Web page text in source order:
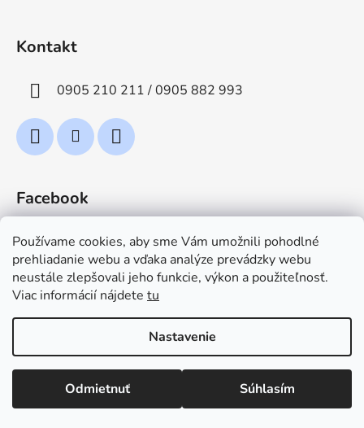
Používame cookies, aby sme Vám umožnili pohodlné
prehliadanie webu a vďaka analýze prevádzky webu
neustále zlepšovali jeho funkcie, výkon a použiteľnosť.
Viac informácií nájdete tu
Nastavenie
Odmietnuť Súhlasím
Kontakt
0905 210 211 / 0905 882 993
Facebook
TeploZima.sk
Vytvoril Shoptet
Copyright 2026
. Všetky práva
vyhradené.Upraviť nastavenie cookies